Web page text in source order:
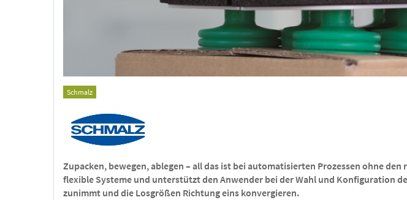
Schmalz
Zupacken, bewegen, ablegen – all das ist bei automatisierten Prozessen ohne
flexible Systeme und unterstützt den Anwender bei der Wahl und Konfiguration
zunimmt und die Losgrößen Richtung eins konvergieren.